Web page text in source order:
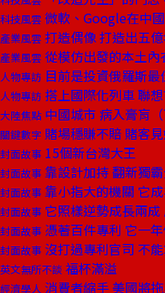
科技風雲 微軟、Google在中
產業風雲 打造偶像 打造出五
產業風雲 從模仿出發的本土內
人物專訪 目前是投資俄羅斯最
人物專訪 搭上國際化列車 聯
大陸焦點 中國城市 病入膏肓（
關鍵數字 賭場穩賺不賠 賭客
封面故事 15個新台灣大王
封面故事 靠設計加持 翻新獨
封面故事 靠小指大的機關 它
封面故事 它照樣逆勢成長兩成
封面故事 憑著百件專利 它一
封面故事 沒打過專利官司 不
英文無所不談 福杯滿溢
經濟學人 消費者縮手 美國將